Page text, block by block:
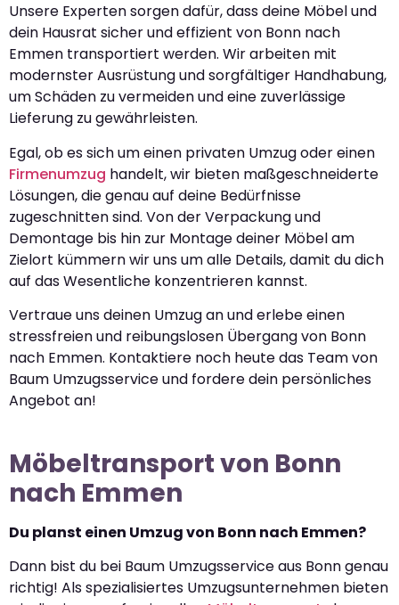
Unsere Experten sorgen dafür, dass deine Möbel und
dein Hausrat sicher und effizient von Bonn nach
Emmen transportiert werden. Wir arbeiten mit
modernster Ausrüstung und sorgfältiger Handhabung,
um Schäden zu vermeiden und eine zuverlässige
Lieferung zu gewährleisten.
Egal, ob es sich um einen privaten Umzug oder einen
Firmenumzug handelt, wir bieten maßgeschneiderte
Lösungen, die genau auf deine Bedürfnisse
zugeschnitten sind. Von der Verpackung und
Demontage bis hin zur Montage deiner Möbel am
Zielort kümmern wir uns um alle Details, damit du dich
auf das Wesentliche konzentrieren kannst.
Vertraue uns deinen Umzug an und erlebe einen
stressfreien und reibungslosen Übergang von Bonn
nach Emmen. Kontaktiere noch heute das Team von
Baum Umzugsservice und fordere dein persönliches
Angebot an!
Möbeltransport von Bonn
nach Emmen
Du planst einen Umzug von Bonn nach Emmen?
Dann bist du bei Baum Umzugsservice aus Bonn genau
richtig! Als spezialisiertes Umzugsunternehmen bieten